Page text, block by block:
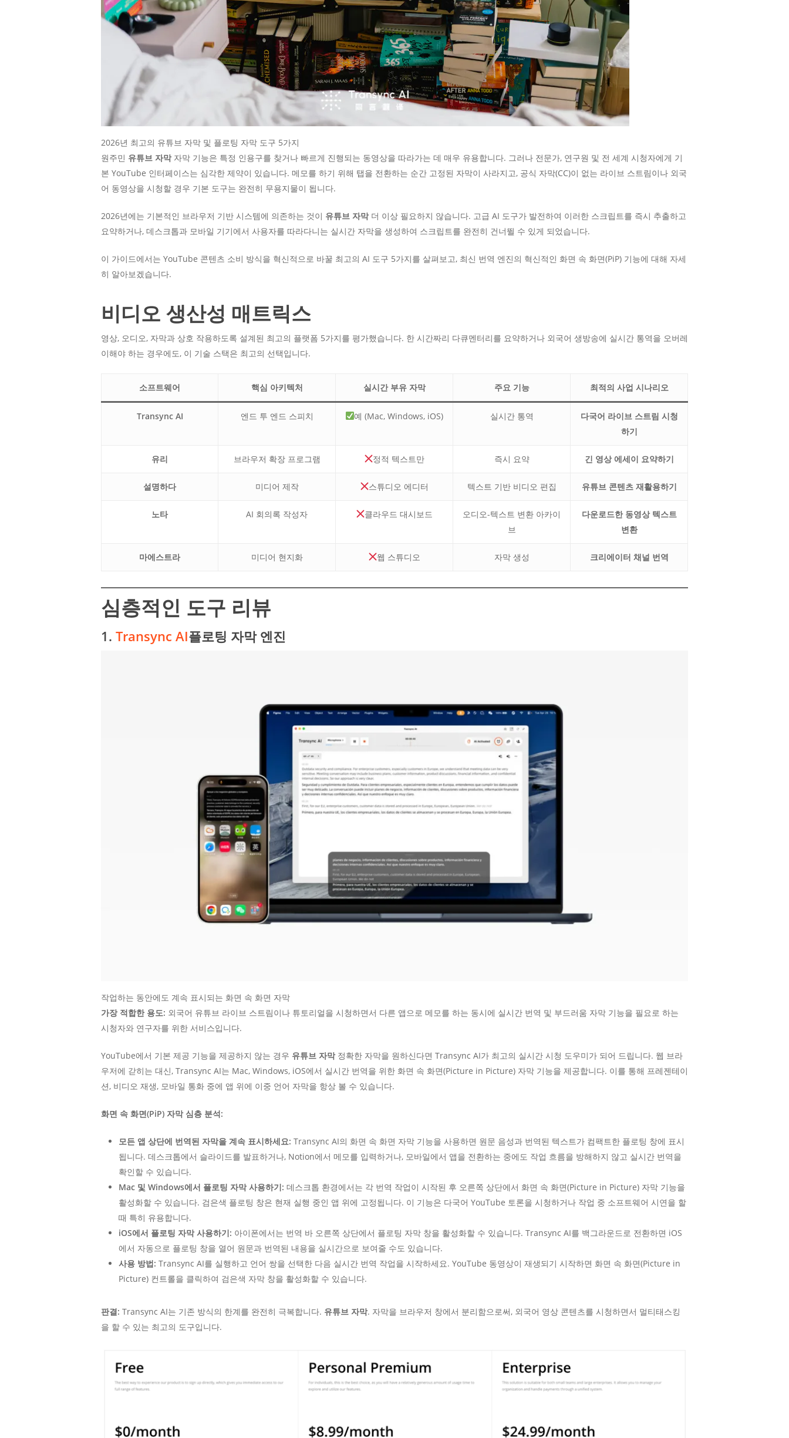
2026년 최고의 유튜브 자막 및 플로팅 자막 도구 5가지
원주민 유튜브 자막자막 기능은 특정 인용구를 찾거나 빠르게 진행되는 동영상을 따라가는 데 매우 유용합니다. 그러나 전문가, 연구원 및 전 세계 시청자에게 기
본 YouTube 인터페이스는 심각한 제약이 있습니다. 메모를 하기 위해 탭을 전환하는 순간 고정된 자막이 사라지고, 공식 자막(CC)이 없는 라이브 스트림이나 외국
어 동영상을 시청할 경우 기본 도구는 완전히 무용지물이 됩니다.
2026년에는 기본적인 브라우저 기반 시스템에 의존하는 것이 유튜브 자막더 이상 필요하지 않습니다. 고급 AI 도구가 발전하여 이러한 스크립트를 즉시 추출하고
요약하거나, 데스크톱과 모바일 기기에서 사용자를 따라다니는 실시간 자막을 생성하여 스크립트를 완전히 건너뛸 수 있게 되었습니다.
이 가이드에서는 YouTube 콘텐츠 소비 방식을 혁신적으로 바꿀 최고의 AI 도구 5가지를 살펴보고, 최신 번역 엔진의 혁신적인 화면 속 화면(PiP) 기능에 대해 자세
히 알아보겠습니다.
비디오 생산성 매트릭스
영상, 오디오, 자막과 상호 작용하도록 설계된 최고의 플랫폼 5가지를 평가했습니다. 한 시간짜리 다큐멘터리를 요약하거나 외국어 생방송에 실시간 통역을 오버레
이해야 하는 경우에도, 이 기술 스택은 최고의 선택입니다.
소프트웨어 핵심 아키텍처 실시간 부유 자막 주요 기능 최적의 사업 시나리오
Transync AI 엔드 투 엔드 스피치 예 (Mac, Windows, iOS) 실시간 통역
다국어 라이브 스트림 시청
하기
유리 브라우저 확장 프로그램 정적 텍스트만 즉시 요약 긴 영상 에세이 요약하기
설명하다 미디어 제작 스튜디오 에디터 텍스트 기반 비디오 편집 유튜브 콘텐츠 재활용하기
노타 AI 회의록 작성자 클라우드 대시보드
오디오-텍스트 변환 아카이
브
다운로드한 동영상 텍스트
변환
마에스트라 미디어 현지화 웹 스튜디오 자막 생성 크리에이터 채널 번역
심층적인 도구 리뷰
1. Transync AI플로팅 자막 엔진
작업하는 동안에도 계속 표시되는 화면 속 화면 자막
가장 적합한 용도: 외국어 유튜브 라이브 스트림이나 튜토리얼을 시청하면서 다른 앱으로 메모를 하는 동시에 실시간 번역 및 부드러움 자막 기능을 필요로 하는
시청자와 연구자를 위한 서비스입니다.
YouTube에서 기본 제공 기능을 제공하지 않는 경우 유튜브 자막정확한 자막을 원하신다면 Transync AI가 최고의 실시간 시청 도우미가 되어 드립니다. 웹 브라
우저에 갇히는 대신, Transync AI는 Mac, Windows, iOS에서 실시간 번역을 위한 화면 속 화면(Picture in Picture) 자막 기능을 제공합니다. 이를 통해 프레젠테이
션, 비디오 재생, 모바일 통화 중에 앱 위에 이중 언어 자막을 항상 볼 수 있습니다.
화면 속 화면(PiP) 자막 심층 분석:
모든 앱 상단에 번역된 자막을 계속 표시하세요: Transync AI의 화면 속 화면 자막 기능을 사용하면 원문 음성과 번역된 텍스트가 컴팩트한 플로팅 창에 표시
됩니다. 데스크톱에서 슬라이드를 발표하거나, Notion에서 메모를 입력하거나, 모바일에서 앱을 전환하는 중에도 작업 흐름을 방해하지 않고 실시간 번역을
확인할 수 있습니다.
Mac 및 Windows에서 플로팅 자막 사용하기: 데스크톱 환경에서는 각 번역 작업이 시작된 후 오른쪽 상단에서 화면 속 화면(Picture in Picture) 자막 기능을
활성화할 수 있습니다. 검은색 플로팅 창은 현재 실행 중인 앱 위에 고정됩니다. 이 기능은 다국어 YouTube 토론을 시청하거나 작업 중 소프트웨어 시연을 할
때 특히 유용합니다.
iOS에서 플로팅 자막 사용하기: 아이폰에서는 번역 바 오른쪽 상단에서 플로팅 자막 창을 활성화할 수 있습니다. Transync AI를 백그라운드로 전환하면 iOS
에서 자동으로 플로팅 창을 열어 원문과 번역된 내용을 실시간으로 보여줄 수도 있습니다.
사용 방법: Transync AI를 실행하고 언어 쌍을 선택한 다음 실시간 번역 작업을 시작하세요. YouTube 동영상이 재생되기 시작하면 화면 속 화면(Picture in
Picture) 컨트롤을 클릭하여 검은색 자막 창을 활성화할 수 있습니다.
판결: Transync AI는 기존 방식의 한계를 완전히 극복합니다. 유튜브 자막. 자막을 브라우저 창에서 분리함으로써, 외국어 영상 콘텐츠를 시청하면서 멀티태스킹
을 할 수 있는 최고의 도구입니다.